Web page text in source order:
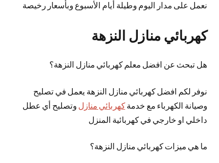
نعمل على مدار اليوم وطيلة أيام الأسبوع وبأسعار رخيصة
كهربائي منازل النزهة
هل تبحث عن افضل معلم كهربائي منازل النزهة؟
نوفر لكم افضل كهربائي منازل النزهة يعمل في تصليح
وصيانة الكهرباء مع خدمة كهربائي منازل وتصليح أي عطل
داخلي او خارجي في كهربائية المنزل
ما هي ميزات كهربائي منازل النزهة؟